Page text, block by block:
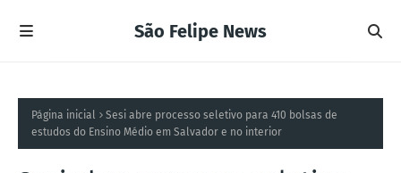
São Felipe News
Página inicial
Sesi abre processo seletivo para 410 bolsas de
estudos do Ensino Médio em Salvador e no interior